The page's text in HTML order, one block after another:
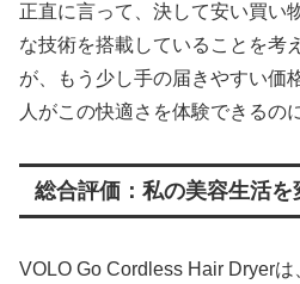
正直に言って、決して安い買い
な技術を搭載していることを考
が、もう少し手の届きやすい価
人がこの快適さを体験できるの
総合評価：私の美容生活を
VOLO Go Cordless Hair Dryer